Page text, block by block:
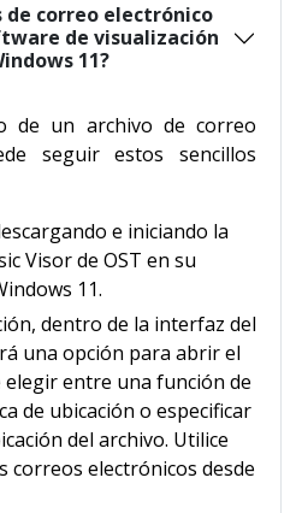
de correo electrónico
de visualización
11?
de un archivo de correo
seguir estos sencillos
e iniciando la
Visor de OST en su
11.
dentro de la interfaz del
una opción para abrir el
elegir entre una función de
de ubicación o especificar
del archivo. Utilice
correos electrónicos desde